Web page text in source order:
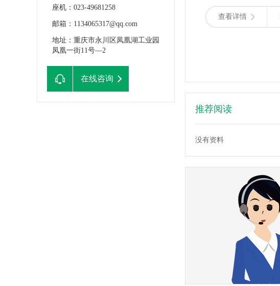
座机：023-49681258
邮箱：1134065317@qq.com
地址：重庆市永川区凤凰湖工业园
凤凰一街11号—2
在线咨询
查看详情
推荐阅读
没有资料